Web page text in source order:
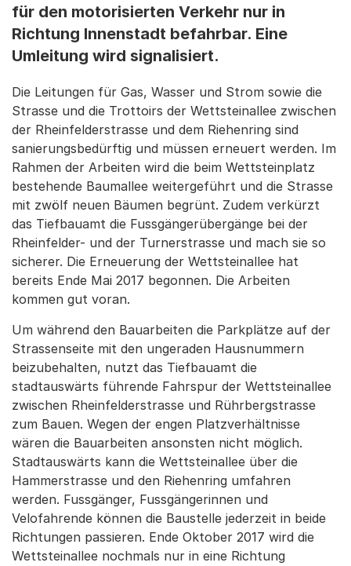
für den motorisierten Verkehr nur in
Richtung Innenstadt befahrbar. Eine
Umleitung wird signalisiert.
Die Leitungen für Gas, Wasser und Strom sowie die
Strasse und die Trottoirs der Wettsteinallee zwischen
der Rheinfelderstrasse und dem Riehenring sind
sanierungsbedürftig und müssen erneuert werden. Im
Rahmen der Arbeiten wird die beim Wettsteinplatz
bestehende Baumallee weitergeführt und die Strasse
mit zwölf neuen Bäumen begrünt. Zudem verkürzt
das Tiefbauamt die Fussgängerübergänge bei der
Rheinfelder- und der Turnerstrasse und mach sie so
sicherer. Die Erneuerung der Wettsteinallee hat
bereits Ende Mai 2017 begonnen. Die Arbeiten
kommen gut voran.
Um während den Bauarbeiten die Parkplätze auf der
Strassenseite mit den ungeraden Hausnummern
beizubehalten, nutzt das Tiefbauamt die
stadtauswärts führende Fahrspur der Wettsteinallee
zwischen Rheinfelderstrasse und Rührbergstrasse
zum Bauen. Wegen der engen Platzverhältnisse
wären die Bauarbeiten ansonsten nicht möglich.
Stadtauswärts kann die Wettsteinallee über die
Hammerstrasse und den Riehenring umfahren
werden. Fussgänger, Fussgängerinnen und
Velofahrende können die Baustelle jederzeit in beide
Richtungen passieren. Ende Oktober 2017 wird die
Wettsteinallee nochmals nur in eine Richtung